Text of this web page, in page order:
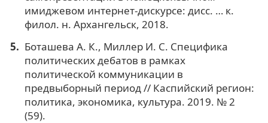
имиджевом интернет-дискурсе: дисс. … к.
филол. н. Архангельск, 2018.
Боташева А. К., Миллер И. С. Специфика
политических дебатов в рамках
политической коммуникации в
предвыборный период // Каспийский регион:
политика, экономика, культура. 2019. № 2
(59).